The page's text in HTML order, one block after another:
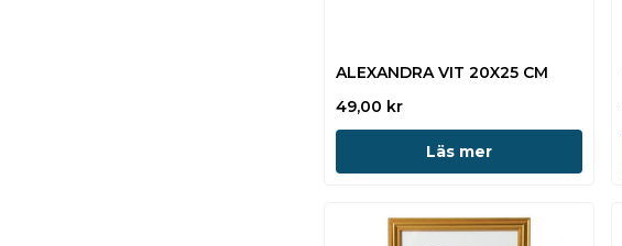
ALEXANDRA VIT 20X25 CM
49,00 kr
Läs mer